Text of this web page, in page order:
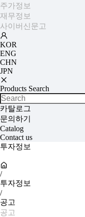
주가정보
재무정보
사이버신문고
KOR
ENG
CHN
JPN
Products Search
카탈로그
문의하기
Catalog
Contact us
투자정보
/
투자정보
/
공고
공고